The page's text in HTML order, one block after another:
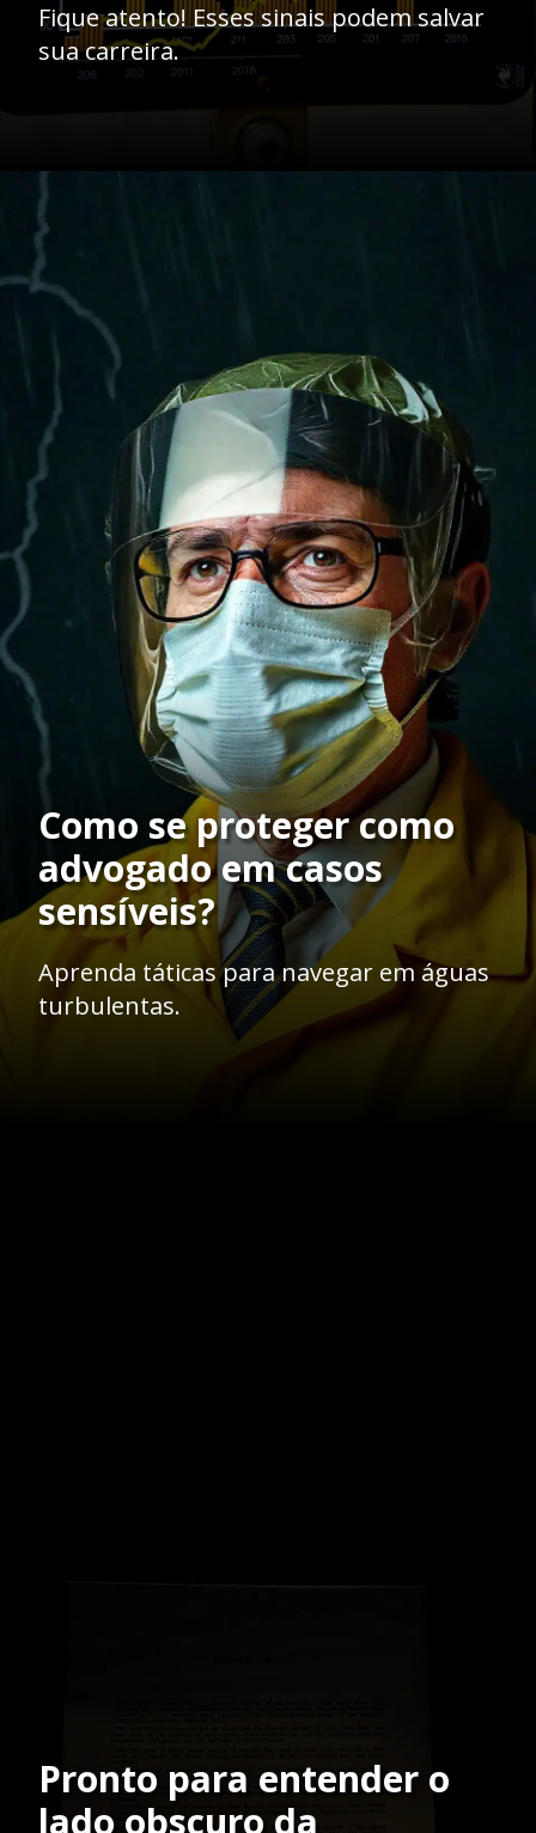
Fique atento! Esses sinais podem salvar
sua carreira.
Como se proteger como
advogado em casos
sensíveis?
Aprenda táticas para navegar em águas
turbulentas.
Pronto para entender o
lado obscuro da